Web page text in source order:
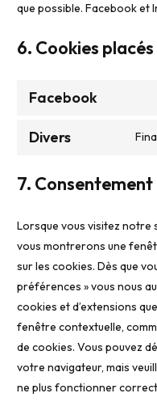
que possible. Facebook et
6. Cookies placés
Facebook
Divers
7. Consentement
Lorsque vous visitez notre
vous montrerons une
sur les cookies. Dès que
préférences » vous nous
cookies et d’extensions
fenêtre contextuelle,
de cookies. Vous pouvez
votre navigateur, mais
ne plus fonctionner